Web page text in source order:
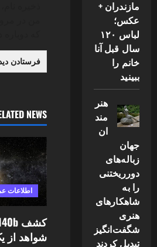
NEWS
اطلاعات
شواهد از
مازندران +
عکس؛
لباس ۱۲۰
سال قبل آنا
خانم را
ببینید
هنر
مند
ان
جهان
زباله‌های
دورریختنی
را به
شاهکارهای
هنری
شگفت‌انگیز
تبدیل کردند